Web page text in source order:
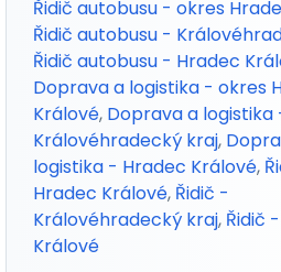
Řidič autobusu - okres
Řidič autobusu -
Řidič autobusu - Hradec
Doprava a logistika - okres
Králové, Doprava a logistika
Královéhradecký kraj,
logistika - Hradec Králové,
Hradec Králové, Řidič -
Královéhradecký kraj, Řidič
Králové